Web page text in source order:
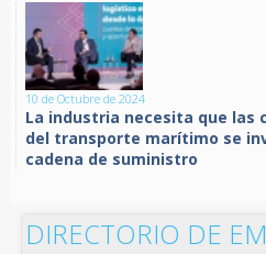
10 de Octubre de 2024
La industria necesita que las
del transporte marítimo se
cadena de suministro
DIRECTORIO DE